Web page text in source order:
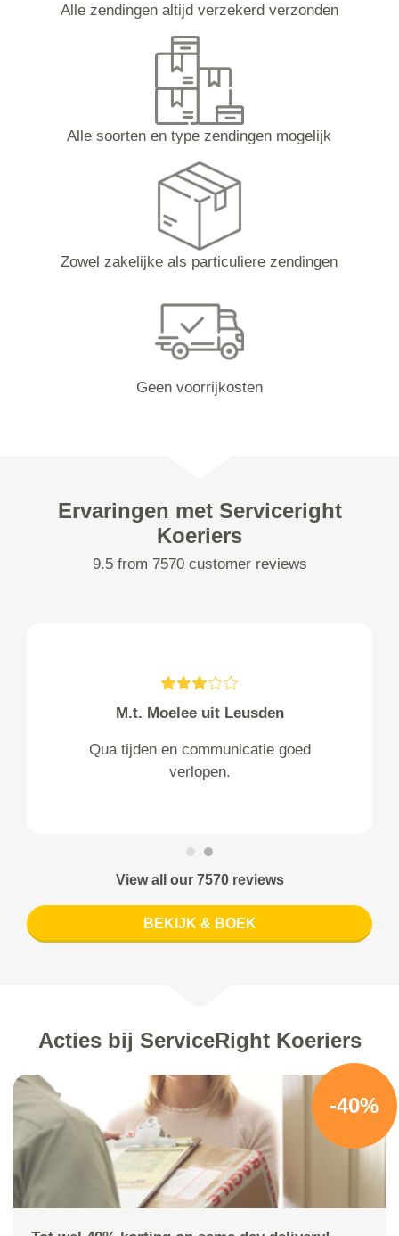
Alle zendingen altijd verzekerd verzonden
Alle soorten en type zendingen mogelijk
Zowel zakelijke als particuliere zendingen
Geen voorrijkosten
Ervaringen met Serviceright
Koeriers
9.5 from 7570 customer reviews
M.t. Moelee uit Leusden
Qua tijden en communicatie goed
verlopen.
View all our 7570 reviews
BEKIJK & BOEK
Acties bij ServiceRight Koeriers
-40%